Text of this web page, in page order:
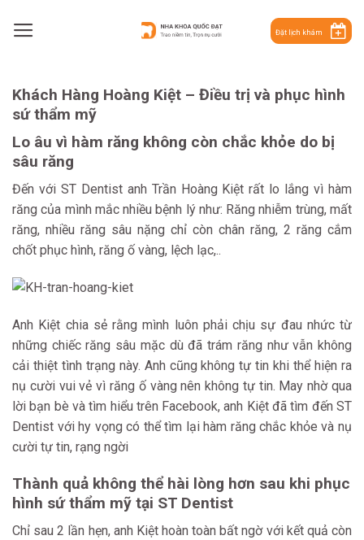
Đặt lịch khám
Khách Hàng Hoàng Kiệt – Điều trị và phục hình
sứ thẩm mỹ
Lo âu vì hàm răng không còn chắc khỏe do bị
sâu răng
Đến với ST Dentist anh Trần Hoàng Kiệt rất lo lắng vì hàm
răng của mình mắc nhiều bệnh lý như: Răng nhiễm trùng, mất
răng, nhiều răng sâu nặng chỉ còn chân răng, 2 răng cắm
chốt phục hình, răng ố vàng, lệch lạc,..
Anh Kiệt chia sẻ rằng mình luôn phải chịu sự đau nhức từ
những chiếc răng sâu mặc dù đã trám răng như vẫn không
cải thiệt tình trạng này. Anh cũng không tự tin khi thể hiện ra
nụ cười vui vẻ vì răng ố vàng nên không tự tin. May nhờ qua
lời bạn bè và tìm hiểu trên Facebook, anh Kiệt đã tìm đến ST
Dentist với hy vọng có thể tìm lại hàm răng chắc khỏe và nụ
cười tự tin, rạng ngời
Thành quả không thể hài lòng hơn sau khi phục
hình sứ thẩm mỹ tại ST Dentist
Chỉ sau 2 lần hẹn, anh Kiệt hoàn toàn bất ngờ với kết quả còn